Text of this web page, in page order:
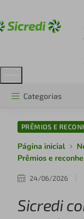
Categorias
PRÊMIOS E
Página inicial
Prêmios e
24/06/2026
Sicredi